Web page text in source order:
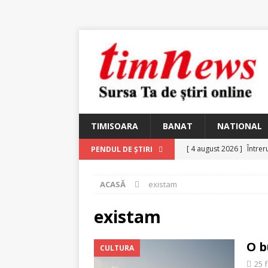
TIMISOARA BANAT NATIONAL
PENDUL DE ȘTIRI [ 4 august 2026 ]
Ungureanu, Constantin
ACASĂ existam
existam
CULTURA O
25